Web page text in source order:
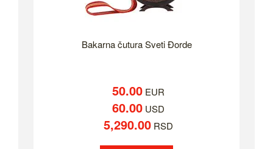
Bakarna čutura Sveti Đorde
50.00EUR
60.00USD
5,290.00RSD